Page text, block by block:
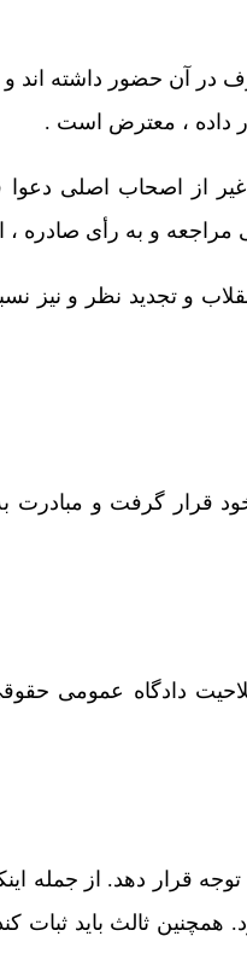
در آن حضور داشته اند
داده ، معترض است .
از اصحاب اصلی دعوا
و به رأی صادره ،
و تجدید نظر و نیز
قرار گرفت و مبادرت
در صلاحیت دادگاه
قرار دهد. از جمله
ثالث باید ثبات